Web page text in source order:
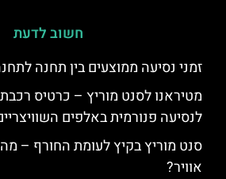
חשוב לדעת
זמני נסיעה ממוצעים בין תחנה
מטיראנו לסנט מוריץ – כרטיס
לנסיעה פנורמית באלפים
סנט מוריץ בקיץ לעומת החורף –
אוויר?